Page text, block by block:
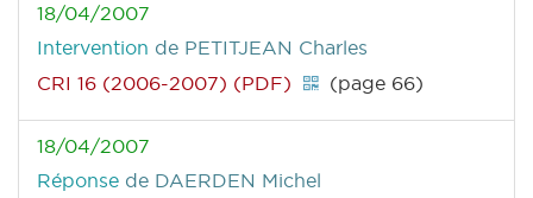
18/04/2007
Intervention de PETITJEAN Charles
CRI 16 (2006-2007) (PDF)
(page 66)
18/04/2007
Réponse de DAERDEN Michel